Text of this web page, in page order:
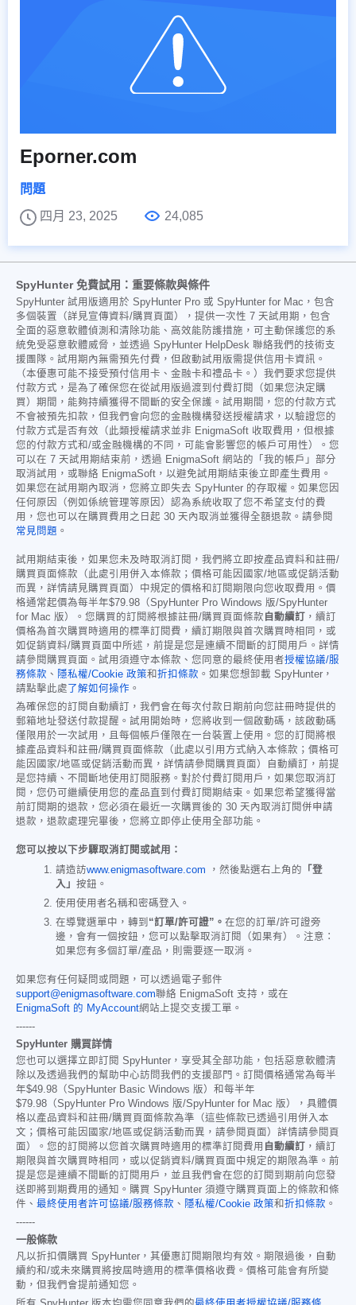
Eporner.com
問題
四月 23, 2025
24,085
SpyHunter 免費試用：重要條款與條件
SpyHunter 試用版適用於 SpyHunter Pro 或 SpyHunter for Mac，包含
多個裝置（詳見宣傳資料/購買頁面），提供一次性 7 天試用期，包含
全面的惡意軟體偵測和清除功能、高效能防護措施，可主動保護您的系
統免受惡意軟體威脅，並透過 SpyHunter HelpDesk 聯絡我們的技術支
援團隊。試用期內無需預先付費，但啟動試用版需提供信用卡資訊。
（本優惠可能不接受預付信用卡、金融卡和禮品卡。）我們要求您提供
付款方式，是為了確保您在從試用版過渡到付費訂閱（如果您決定購
買）期間，能夠持續獲得不間斷的安全保護。試用期間，您的付款方式
不會被預先扣款，但我們會向您的金融機構發送授權請求，以驗證您的
付款方式是否有效（此類授權請求並非 EnigmaSoft 收取費用，但根據
您的付款方式和/或金融機構的不同，可能會影響您的帳戶可用性）。您
可以在 7 天試用期結束前，透過 EnigmaSoft 網站的「我的帳戶」部分
取消試用，或聯絡 EnigmaSoft，以避免試用期結束後立即產生費用。
如果您在試用期內取消，您將立即失去 SpyHunter 的存取權。如果您因
任何原因（例如係統管理等原因）認為系統收取了您不希望支付的費
用，您也可以在購買費用之日起 30 天內取消並獲得全額退款。請參閱
常見問題 。
試用期結束後，如果您未及時取消訂閱，我們將立即按產品資料和註冊/
購買頁面條款（此處引用併入本條款；價格可能因國家/地區或促銷活動
而異，詳情請見購買頁面）中規定的價格和訂閱期限向您收取費用。價
格通常起價為每半年$79.98 （SpyHunter Pro Windows 版/SpyHunter
for Mac 版）。您購買的訂閱將根據註冊/購買頁面條款 自動續訂
，續訂
價格為首次購買時適用的標準訂閱費，續訂期限與首次購買時相同，或
如促銷資料/購買頁面中所述，前提是您是連續不間斷的訂閱用戶。詳情
請參閱購買頁面。試用須遵守本條款、您同意的最終使用者授權協議/服
務條款 、 隱私權/Cookie 政策和折扣條款 。如果您想卸載 SpyHunter，
請點擊此處 了解如何操作 。
為確保您的訂閱自動續訂，我們會在每次付款日期前向您註冊時提供的
郵箱地址發送付款提醒。試用開始時，您將收到一個啟動碼，該啟動碼
僅限用於一次試用，且每個帳戶僅限在一台裝置上使用。您的訂閱將根
據產品資料和註冊/購買頁面條款（此處以引用方式納入本條款；價格可
能因國家/地區或促銷活動而異，詳情請參閱購買頁面）自動續訂，前提
是您持續、不間斷地使用訂閱服務。對於付費訂閱用戶，如果您取消訂
閱，您仍可繼續使用您的產品直到付費訂閱期結束。如果您希望獲得當
前訂閱期的退款，您必須在最近一次購買後的 30 天內取消訂閱併申請
退款，退款處理完畢後，您將立即停止使用全部功能。
您可以按以下步驟取消訂閱或試用：
請造訪www.enigmasoftware.com ，然後點選右上角的 「登
入」 按鈕。
使用使用者名稱和密碼登入。
在導覽選單中，轉到 “訂單/許可證”。 在您的訂單/許可證旁
邊，會有一個按鈕，您可以點擊取消訂閱（如果有）。注意：
如果您有多個訂單/產品，則需要逐一取消。
如果您有任何疑問或問題，可以透過電子郵件
support@enigmasoftware.com聯絡 EnigmaSoft 支持，或在
EnigmaSoft 的 MyAccount網站上提交支援工單。
------
SpyHunter 購買詳情
您也可以選擇立即訂閱 SpyHunter，享受其全部功能，包括惡意軟體清
除以及透過我們的幫助中心訪問我們的支援部門。訂閱價格通常為每半
年$49.98 （SpyHunter Basic Windows 版）和每半年
$79.98 （SpyHunter Pro Windows 版/SpyHunter for Mac 版），具體價
格以產品資料和註冊/購買頁面條款為準（這些條款已透過引用併入本
文；價格可能因國家/地區或促銷活動而異，請參閱頁面）詳情請參閱頁
面）。您的訂閱將以您首次購買時適用的標準訂閱費用 自動續訂
，續訂
期限與首次購買時相同，或以促銷資料/購買頁面中規定的期限為準。前
提是您是連續不間斷的訂閱用戶，並且我們會在您的訂閱到期前向您發
送即將到期費用的通知。購買 SpyHunter 須遵守購買頁面上的條款和條
件、 最終使用者許可協議/服務條款 、 隱私權/Cookie 政策和折扣條款 。
------
一般條款
凡以折扣價購買 SpyHunter，其優惠訂閱期限均有效。期限過後，自動
續約和/或未來購買將按屆時適用的標準價格收費。價格可能會有所變
動，但我們會提前通知您。